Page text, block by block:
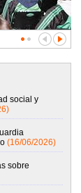
social y
(16/06/2026)
sobre